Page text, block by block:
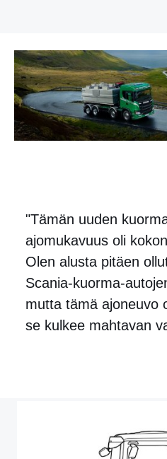
"Tämän uuden
ajomukavuus oli
Olen alusta pitäen
Scania-kuorma-
mutta tämä ajoneuvo
se kulkee mahtavan